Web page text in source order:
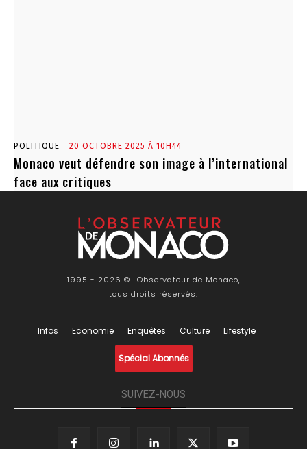
POLITIQUE 20 OCTOBRE 2025 À 10H44
Monaco veut défendre son image à l’international
face aux critiques
1995 - 2026 © l'Observateur de Monaco,
tous droits réservés.
Infos Economie Enquêtes Culture Lifestyle
Spécial Abonnés
SUIVEZ-NOUS